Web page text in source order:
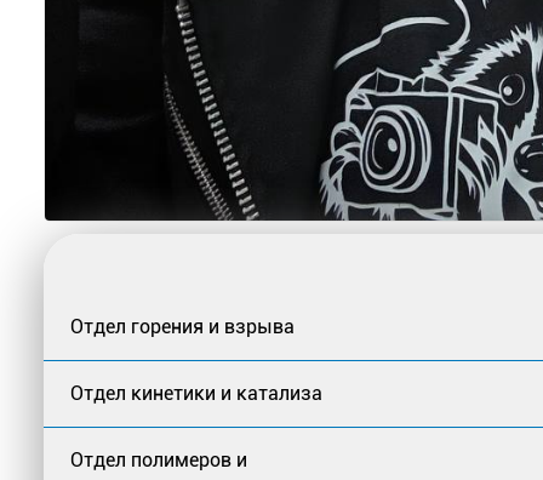
Отдел горения и взрыва
Отдел кинетики и катализа
Отдел полимеров и